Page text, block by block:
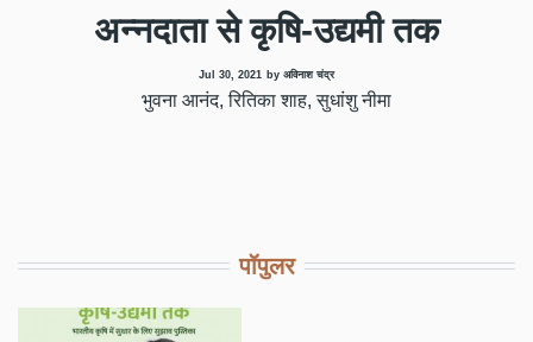
अन्नदाता से कृषि-उद्यमी तक
Jul 30, 2021 by अविनाश चंद्र
भुवना आनंद, रितिका शाह, सुधांशु नीमा
पॉपुलर